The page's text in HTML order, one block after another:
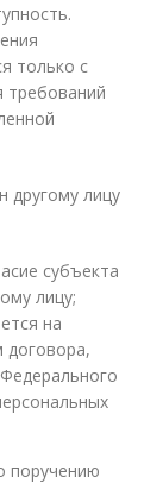
только с
требований
другому лицу
субъекта
лицу;
на
договора,
поручению